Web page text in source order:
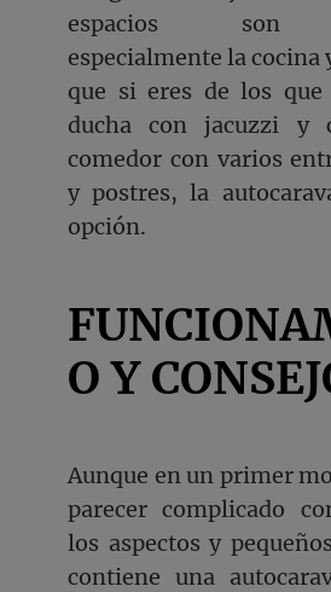
espacios son
especialmente la cocina
que si eres de los que
ducha con jacuzzi y
comedor con varios
y postres, la
opción.
O Y
Aunque en un primer
parecer complicado
los aspectos y
contiene una